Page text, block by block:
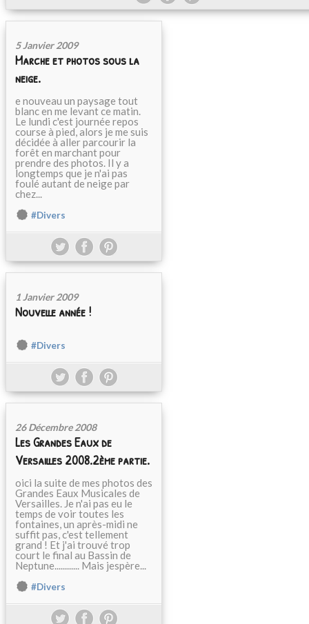
5 Janvier 2009
Marche et photos sous la
neige.
e nouveau un paysage tout
blanc en me levant ce matin.
Le lundi c'est journée repos
course à pied, alors je me suis
décidée à aller parcourir la
forêt en marchant pour
prendre des photos. Il y a
longtemps que je n'ai pas
foulé autant de neige par
chez...
#Divers
1 Janvier 2009
Nouvelle année !
#Divers
26 Décembre 2008
Les Grandes Eaux de
Versailles 2008.2ème partie.
oici la suite de mes photos des
Grandes Eaux Musicales de
Versailles. Je n'ai pas eu le
temps de voir toutes les
fontaines, un après-midi ne
suffit pas, c'est tellement
grand ! Et j'ai trouvé trop
court le final au Bassin de
Neptune............ Mais jespère...
#Divers